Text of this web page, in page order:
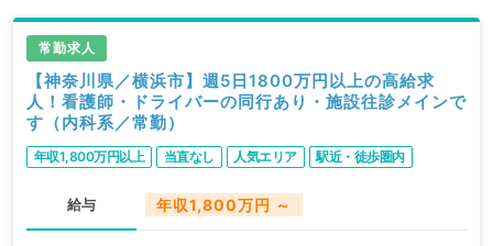
常勤求人
【神奈川県／横浜市】週5日1800万円以上の高給求
人！看護師・ドライバーの同行あり・施設往診メインで
す（内科系／常勤）
年収1,800万円以上 当直なし 人気エリア 駅近・徒歩圏内
給与 年収1,800万円 ～